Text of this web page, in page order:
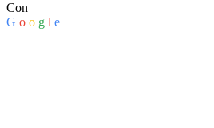
Con
G o o g l e